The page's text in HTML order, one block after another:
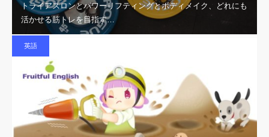
トライアスロンとパワーリフティングとボディメイク、どれにも
活かせる筋トレを目指す…
英語